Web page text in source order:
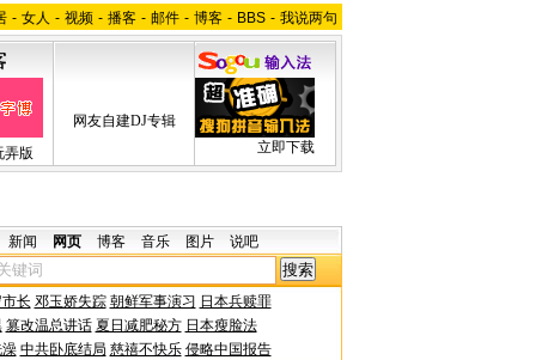
- 女人 - 视频 - 播客 - 邮件 - 博客 - BBS - 我说两句
弄版
网友自建DJ专辑
立即下载
新闻 网页 博客 音乐 图片 说吧
长 邓玉娇失踪 朝鲜军事演习 日本兵赎罪
篡改温总讲话 夏日减肥秘方 日本瘦脸法
中共卧底结局 慈禧不快乐 侵略中国报告